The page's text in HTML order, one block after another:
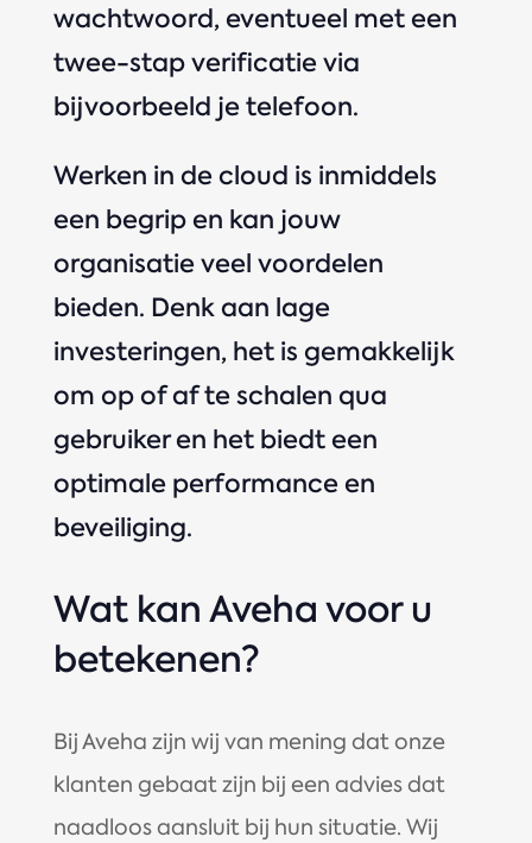
wachtwoord, eventueel met een
twee-stap verificatie via
bijvoorbeeld je telefoon.
Werken in de cloud is inmiddels
een begrip en kan jouw
organisatie veel voordelen
bieden. Denk aan lage
investeringen, het is gemakkelijk
om op of af te schalen qua
gebruiker en het biedt een
optimale performance en
beveiliging.
Wat kan Aveha voor u
betekenen?
Bij Aveha zijn wij van mening dat onze
klanten gebaat zijn bij een advies dat
naadloos aansluit bij hun situatie. Wij